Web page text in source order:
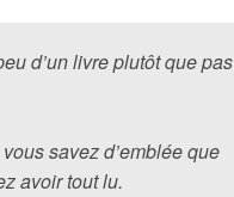
d’un livre plutôt que pas
savez d’emblée que
avoir tout lu.